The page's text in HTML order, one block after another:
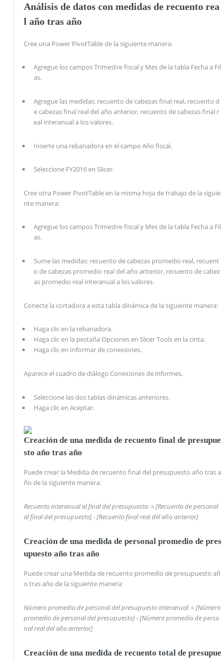
Análisis de datos con medidas de recuento rea
l año tras año
Cree una Power PivotTable de la siguiente manera:
Agregue los campos Trimestre fiscal y Mes de la tabla Fecha a Fil
as.
Agregue las medidas: recuento de cabezas final real, recuento d
e cabezas final real del año anterior, recuento de cabezas final r
eal interanual a los valores.
Inserte una rebanadora en el campo Año fiscal.
Seleccione FY2016 en Slicer.
Cree otra Power PivotTable en la misma hoja de trabajo de la siguie
nte manera:
Agregue los campos Trimestre fiscal y Mes de la tabla Fecha a Fil
as.
Sume las medidas: recuento de cabezas promedio real, recuent
o de cabezas promedio real del año anterior, recuento de cabez
as promedio real interanual a los valores.
Conecte la cortadora a esta tabla dinámica de la siguiente manera:
Haga clic en la rebanadora.
Haga clic en la pestaña Opciones en Slicer Tools en la cinta.
Haga clic en Informar de conexiones.
Aparece el cuadro de diálogo Conexiones de informes.
Seleccione las dos tablas dinámicas anteriores.
Haga clic en Aceptar.
Creación de una medida de recuento final de presupue
sto año tras año
Puede crear la Medida de recuento final del presupuesto año tras a
ño de la siguiente manera:
Recuento interanual al final del presupuesto: = [Recuento de personal
al final del presupuesto] - [Recuento final real del año anterior]
Creación de una medida de personal promedio de pres
upuesto año tras año
Puede crear una Medida de recuento promedio de presupuesto añ
o tras año de la siguiente manera:
Número promedio de personal del presupuesto interanual: = [Número
promedio de personal del presupuesto] - [Número promedio de perso
nal real del año anterior]
Creación de una medida de recuento total de presupue